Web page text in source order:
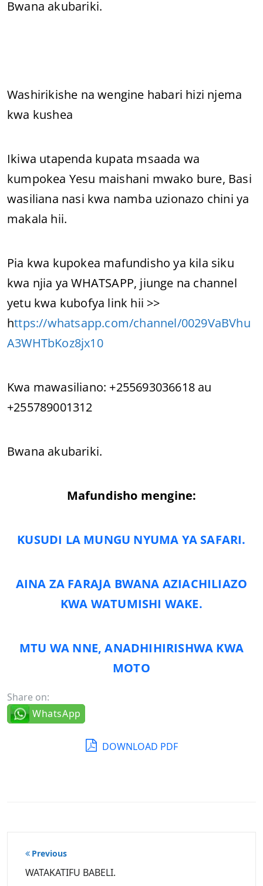
Bwana akubariki.
Washirikishe na wengine habari hizi njema
kwa kushea
Ikiwa utapenda kupata msaada wa
kumpokea Yesu maishani mwako bure, Basi
wasiliana nasi kwa namba uzionazo chini ya
makala hii.
Pia kwa kupokea mafundisho ya kila siku
kwa njia ya WHATSAPP, jiunge na channel
yetu kwa kubofya link hii >>
https://whatsapp.com/channel/0029VaBVhu
A3WHTbKoz8jx10
Kwa mawasiliano: +255693036618 au
+255789001312
Bwana akubariki.
Mafundisho mengine:
KUSUDI LA MUNGU NYUMA YA SAFARI.
AINA ZA FARAJA BWANA AZIACHILIAZO
KWA WATUMISHI WAKE.
MTU WA NNE, ANADHIHIRISHWA KWA
MOTO
Share on:
WhatsApp
DOWNLOAD PDF
Post
navigation
Previous
WATAKATIFU BABELI.